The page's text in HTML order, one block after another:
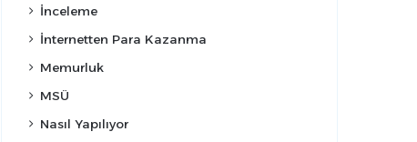
İnceleme
İnternetten Para Kazanma
Memurluk
MSÜ
Nasıl Yapılıyor